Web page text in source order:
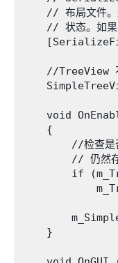
// 布局文件。
// 状态。如果
//TreeView
void
    {
//检查是
// 仍然存
if
    }